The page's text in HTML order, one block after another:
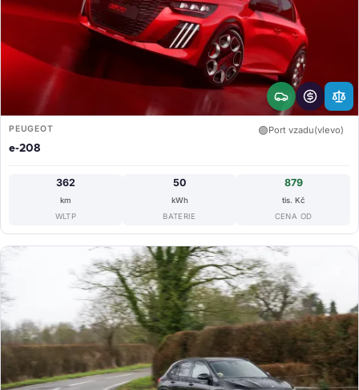
PEUGEOT 🟢Port vzadu(vlevo)
e-208
362
km
WLTP
50
kWh
BATERIE
879
tis. Kč
CENA OD